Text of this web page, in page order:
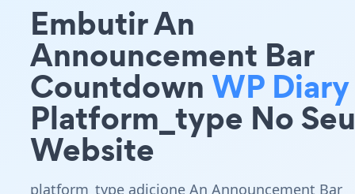
Embutir An
Announcement Bar
CountdownWP Diary
Platform_type No Seu
Website
platform_type adicione An Announcement Bar